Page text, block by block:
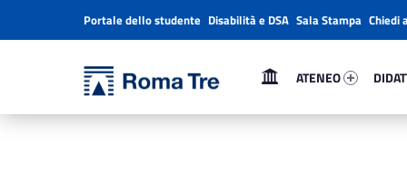
Cerimonia di Inaugurazione dell'a.a. 2018-2019 - Università Roma Tre
Primary Menu
ATENEO
Header info sidebar
Portale dello studente Disabilità e DSA Sala Stampa Chiedi